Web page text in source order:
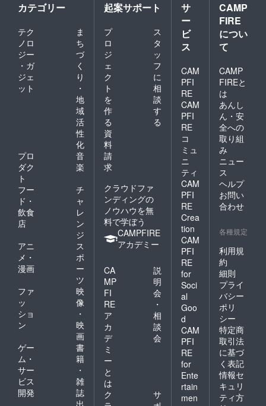
カテゴリー
テク
ノロ
ジー
・ガ
ジェ
ット
ま
ち
づ
く
り
・
地
域
活
性
化
プロ
ダク
ト
音
楽
フー
ド・
飲食
店
チ
ャ
レ
ン
ジ
アニ
メ・
漫画
ス
ポ
ー
ツ
ファ
ッ
ショ
ン
映
像
・
映
画
ゲー
ム・
サー
ビス
開発
書
籍
・
雑
誌
起案サポート
プ
ロ
ジ
ェ
ク
ト
を
作
る
ス
タ
ッ
フ
に
相
談
す
る
資
料
請
求
クラウドファ
ンディングの
ノウハウを無
料で学ぼう
CAMPFIRE
アカデミー
CA
MP
FI
RE
ア
カ
デ
ミ
ー
と
は
説
明
会
・
相
談
会
ク
サ
サ
ー
ビ
ス
CAM
PFI
RE
CAM
PFI
RE
コ
ミュ
ニ
ティ
CAM
PFI
RE
Crea
tion
CAM
PFI
RE
for
Soci
al
Goo
d
CAM
PFI
RE
for
Ente
rtain
men
CAMP
FIRE
につい
て
CAMP
FIREと
は
あんし
ん・安
全への
取り組
み
ニュー
ス
ヘルプ
お問い
合わせ
各種規定
利用規
約
細則
プライ
バシー
ポリ
シー
特定商
取引法
に基づ
く表記
情報セ
キュリ
ティ方